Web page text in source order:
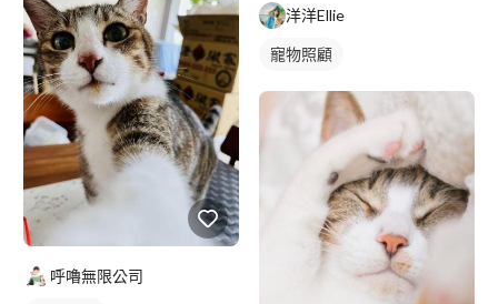
呼嚕無限公司
洋洋Ellie
寵物照顧